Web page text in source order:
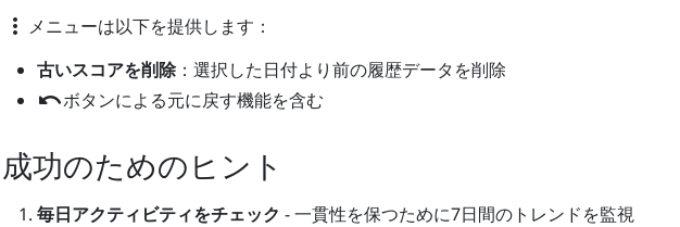
more_vert メニューは以下を提供します：
古いスコアを削除：選択した日付より前の履歴データを削除
undoボタンによる元に戻す機能を含む
成功のためのヒント
毎日アクティビティをチェック - 一貫性を保つために7日間のトレンドを監視